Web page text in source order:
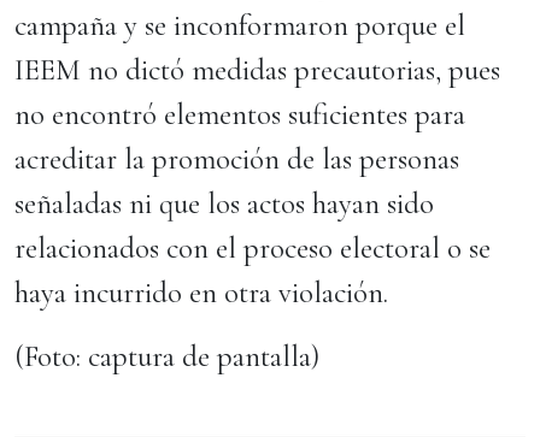
campaña y se inconformaron porque el
IEEM no dictó medidas precautorias, pues
no encontró elementos suficientes para
acreditar la promoción de las personas
señaladas ni que los actos hayan sido
relacionados con el proceso electoral o se
haya incurrido en otra violación.
(Foto: captura de pantalla)